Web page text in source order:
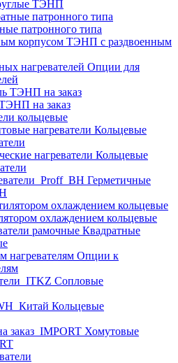
ТЭНП
патронного типа
ТЭНП с раздвоенным
Опции для
на заказ
кольцевые
Кольцевые
Кольцевые
Герметичные
охлаждением кольцевые
Квадратные
Опции к
Cопловые
Кольцевые
Хомутовые